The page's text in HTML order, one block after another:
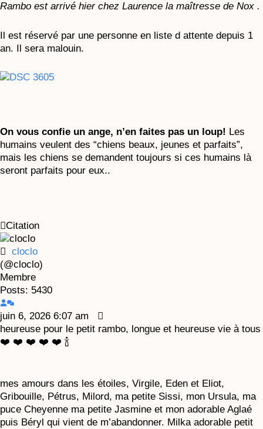
Rambo est arrivé hier chez Laurence la maîtresse de Nox .
Il est réservé par une personne en liste d attente depuis 1
an. Il sera malouin.
On vous confie un ange, n’en faites pas un loup! Les
humains veulent des “chiens beaux, jeunes et parfaits”,
mais les chiens se demandent toujours si ces humains là
seront parfaits pour eux..
Citation
cloclo
(@cloclo)
Membre
Posts: 5430
juin 6, 2026 6:07 am
heureuse pour le petit rambo, longue et heureuse vie à tous
❤️ ❤️ ❤️ ❤️ ❤️ 🍾
mes amours dans les étoiles, Virgile, Eden et Eliot,
Gribouille, Pétrus, Milord, ma petite Sissi, mon Ursula, ma
puce Cheyenne ma petite Jasmine et mon adorable Aglaé
puis Béryl qui vient de m’abandonner. Milka adorable petit